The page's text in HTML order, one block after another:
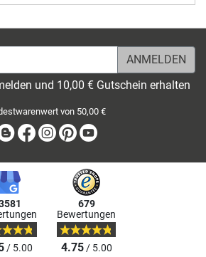
und 10,00 € Gutschein erhalten
von 50,00 €
BlogFacebook
Instagram
Pinterest
/ 5.00
679
Bewertungen
4.75/ 5.00